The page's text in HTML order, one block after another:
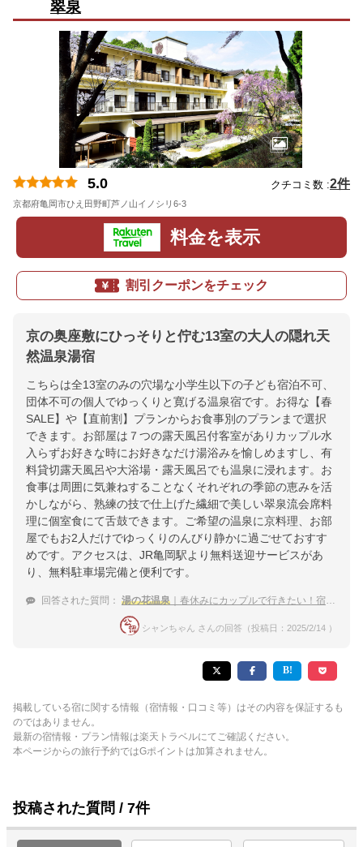
翠泉
5.0 クチコミ数 :2件
京都府亀岡市ひえ田野町芦ノ山イノシリ6-3
料金を表示
割引クーポンをチェック
京の奥座敷にひっそりと佇む13室の大人の隠れ天
然温泉湯宿
こちらは全13室のみの穴場な小学生以下の子ども宿泊不可、
団体不可の個人でゆっくりと寛げる温泉宿です。お得な【春
SALE】や【直前割】プランからお食事別のプランまで選択
できます。お部屋は７つの露天風呂付客室がありカップル水
入らずお好きな時にお好きなだけ湯浴みを愉しめますし、有
料貸切露天風呂や大浴場・露天風呂でも温泉に浸れます。お
食事は周囲に気兼ねすることなくそれぞれの季節の恵みを活
かしながら、熟練の技で仕上げた繊細で美しい翠泉流会席料
理に個室食にて舌鼓できます。ご希望の温泉に京料理、お部
屋でもお2人だけでゆっくりのんびり静かに過ごせておすす
めです。アクセスは、JR亀岡駅より無料送迎サービスがあ
り、無料駐車場完備と便利です。
回答された質問： 湯の花温泉 ｜春休みにカップルで行きたい！宿のおすすめは？
シャンちゃん さんの回答（投稿日：2025/2/14 ）
掲載している宿に関する情報（宿情報・口コミ等）はその内容を保証するも
のではありません。
最新の宿情報・プラン情報は楽天トラベルにてご確認ください。
本ページからの旅行予約ではGポイントは加算されません。
投稿された質問 / 7件